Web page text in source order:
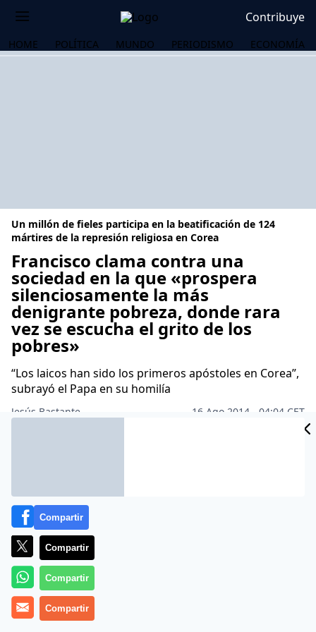
Contribuye
HOME POLÍTICA MUNDO PERIODISMO ECONOMÍA
Un millón de fieles participa en la beatificación de 124
mártires de la represión religiosa en Corea
Francisco clama contra una
sociedad en la que «prospera
silenciosamente la más
denigrante pobreza, donde rara
vez se escucha el grito de los
pobres»
“Los laicos han sido los primeros apóstoles en Corea”,
subrayó el Papa en su homilía
Jesús Bastante
16 Ago 2014 - 04:04 CET
Compartir
Compartir
Compartir
Compartir